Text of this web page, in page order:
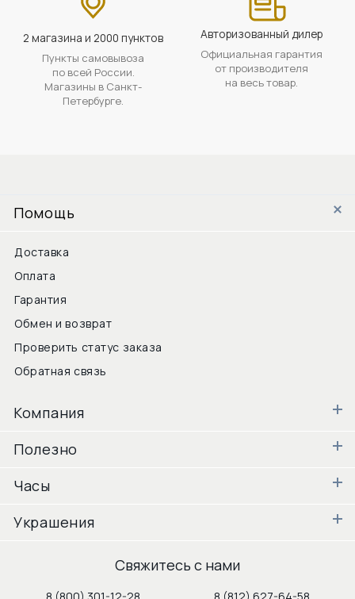
2 магазина и 2000 пунктов
Пункты самовывоза
по всей России.
Магазины в Санкт-
Петербурге.
Авторизованный дилер
Официальная гарантия
от производителя
на весь товар.
Помощь
Доставка
Оплата
Гарантия
Обмен и возврат
Проверить статус заказа
Обратная связь
Компания
Полезно
Часы
Украшения
Свяжитесь с нами